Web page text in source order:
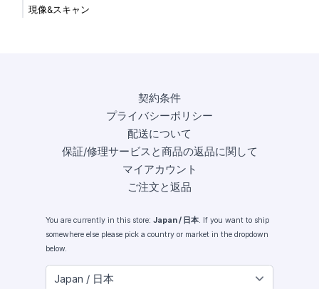
現像&スキャン
契約条件
プライバシーポリシー
配送について
保証/修理サービスと商品の返品に関して
マイアカウント
ご注文と返品
You are currently in this store: Japan / 日本. If you want to ship
somewhere else please pick a country or market in the dropdown
below.